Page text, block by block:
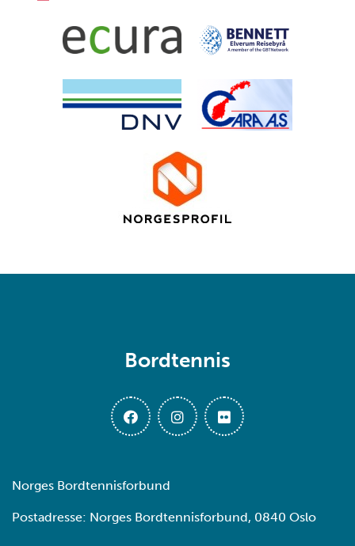
Bordtennis
Norges Bordtennisforbund
Postadresse: Norges Bordtennisforbund, 0840 Oslo